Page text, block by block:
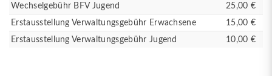
Wechselgebühr BFV Jugend
25,00 €
Erstausstellung Verwaltungsgebühr Erwachsene
15,00 €
Erstausstellung Verwaltungsgebühr Jugend
10,00 €